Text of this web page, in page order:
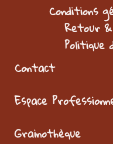
Conditions
Retour
Politique
Contact
Espace
Grainothèque